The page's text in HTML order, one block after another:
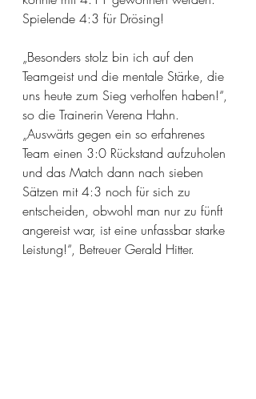
Spielende 4:3 für Drösing!
„Besonders stolz bin ich auf den
Teamgeist und die mentale Stärke, die
uns heute zum Sieg verholfen haben!“,
so die Trainerin Verena Hahn.
„Auswärts gegen ein so erfahrenes
Team einen 3:0 Rückstand aufzuholen
und das Match dann nach sieben
Sätzen mit 4:3 noch für sich zu
entscheiden, obwohl man nur zu fünft
angereist war, ist eine unfassbar starke
Leistung!“, Betreuer Gerald Hitter.